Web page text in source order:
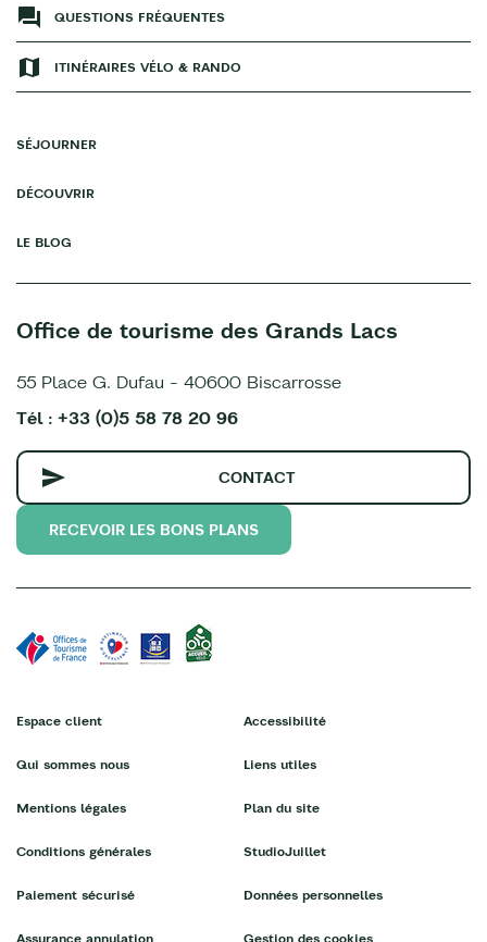
QUESTIONS FRÉQUENTES
ITINÉRAIRES VÉLO & RANDO
SÉJOURNER
DÉCOUVRIR
LE BLOG
Office de tourisme des Grands Lacs
55 Place G. Dufau - 40600 Biscarrosse
Tél : +33 (0)5 58 78 20 96
CONTACT
RECEVOIR LES BONS PLANS
Espace client
Qui sommes nous
Mentions légales
Conditions générales
Paiement sécurisé
Assurance annulation
Accessibilité
Liens utiles
Plan du site
StudioJuillet
Données personnelles
Gestion des cookies